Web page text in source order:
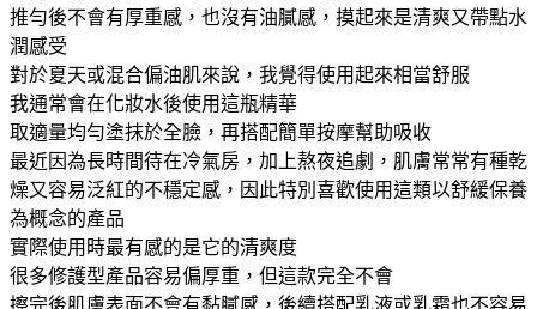
推勻後不會有厚重感，也沒有油膩感，摸起來是清爽又帶點水
潤感受
對於夏天或混合偏油肌來說，我覺得使用起來相當舒服
我通常會在化妝水後使用這瓶精華
取適量均勻塗抹於全臉，再搭配簡單按摩幫助吸收
最近因為長時間待在冷氣房，加上熬夜追劇，肌膚常常有種乾
燥又容易泛紅的不穩定感，因此特別喜歡使用這類以舒緩保養
為概念的產品
實際使用時最有感的是它的清爽度
很多修護型產品容易偏厚重，但這款完全不會
擦完後肌膚表面不會有黏膩感，後續搭配乳液或乳霜也不容易